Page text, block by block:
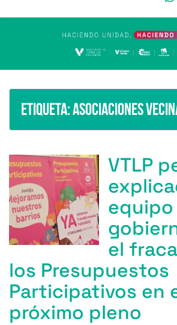
Etiqueta:Asociaciones
VTLP
el
los Presupuestos
Participativos en
próximo pleno